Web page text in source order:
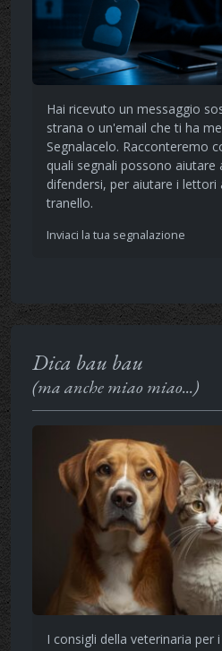
Hai ricevuto un messaggio
strana o un'email che ti ha
Segnalacelo. Racconteremo
quali segnali possono
difendersi, per aiutare i lettori
tranello.
Inviaci la tua segnalazione
Dica bau bau
(ma anche miao miao...)
I consigli della veterinaria per